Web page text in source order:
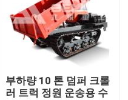
부하량 10 톤 덤퍼 크롤
러 트럭 정원 운송용 수